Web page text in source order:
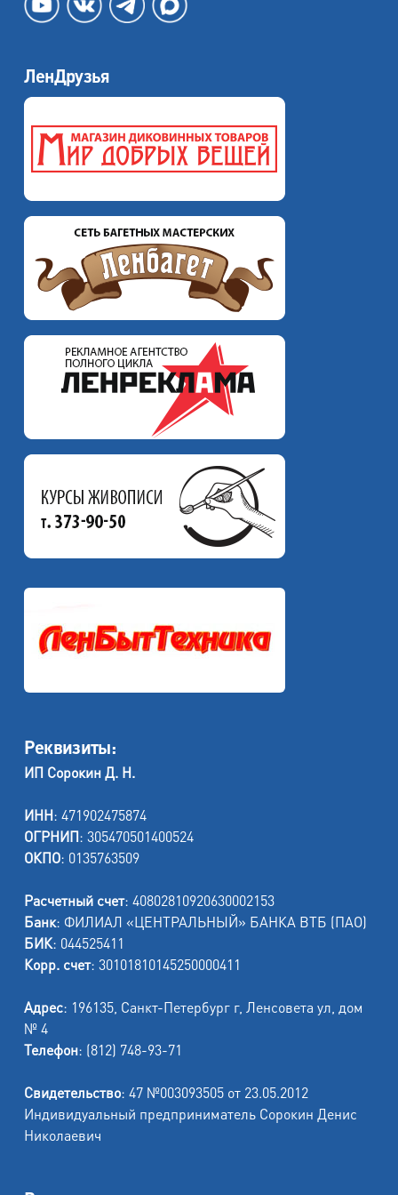
ЛенДрузья
Реквизиты:
ИП Сорокин Д. Н.
ИНН: 471902475874
ОГРНИП: 305470501400524
ОКПО: 0135763509
Расчетный счет: 40802810920630002153
Банк: ФИЛИАЛ «ЦЕНТРАЛЬНЫЙ» БАНКА ВТБ (ПАО)
БИК: 044525411
Корр. счет: 30101810145250000411
Адрес: 196135, Санкт-Петербург г, Ленсовета ул, дом
№ 4
Телефон: (812) 748-93-71
Свидетельство: 47 №003093505 от 23.05.2012
Индивидуальный предприниматель Сорокин Денис
Николаевич